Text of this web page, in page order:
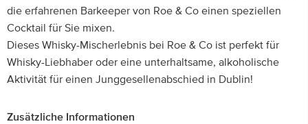
die erfahrenen Barkeeper von Roe & Co einen speziellen
Cocktail für Sie mixen.
Dieses Whisky-Mischerlebnis bei Roe & Co ist perfekt für
Whisky-Liebhaber oder eine unterhaltsame, alkoholische
Aktivität für einen Junggesellenabschied in Dublin!
Zusätzliche Informationen